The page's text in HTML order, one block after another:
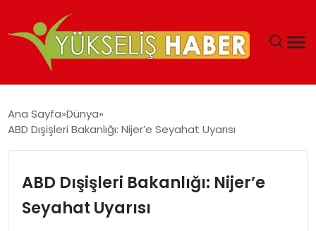
MALIYETLERINI AZALTIYOR’
Ana Sayfa Dünya
ABD Dışişleri Bakanlığı: Nijer’e Seyahat Uyarısı
ABD Dışişleri Bakanlığı: Nijer’e
Seyahat Uyarısı